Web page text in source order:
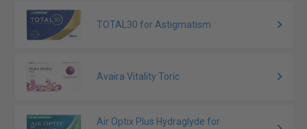
TOTAL30 for Astigmatism
Avaira Vitality Toric
Air Optix Plus Hydraglyde for